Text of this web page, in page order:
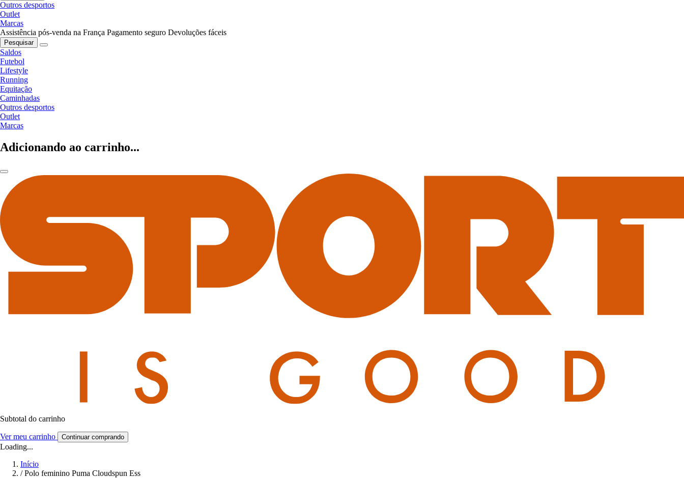
Outros desportos
Outlet
Marcas
Assistência pós-venda na França Pagamento seguro Devoluções fáceis
Pesquisar
Saldos
Futebol
Lifestyle
Running
Equitação
Caminhadas
Outros desportos
Outlet
Marcas
Adicionando ao carrinho...
Subtotal do carrinho
Ver meu carrinho Continuar comprando
Loading...
Início
/ Polo feminino Puma Cloudspun Ess